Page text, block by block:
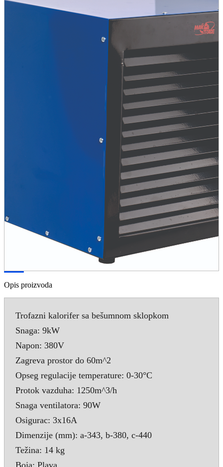
Opis proizvoda
Trofazni kalorifer sa bešumnom sklopkom
Snaga: 9kW
Napon: 380V
Zagreva prostor do 60m^2
Opseg regulacije temperature: 0-30°C
Protok vazduha: 1250m^3/h
Snaga ventilatora: 90W
Osigurac: 3x16A
Dimenzije (mm): a-343, b-380, c-440
Težina: 14 kg
Boja: Plava